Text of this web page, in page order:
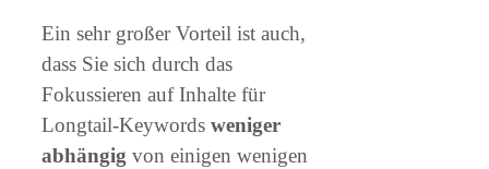
Ein sehr großer Vorteil ist auch,
dass Sie sich durch das
Fokussieren auf Inhalte für
Longtail-Keywords weniger
abhängig von einigen wenigen